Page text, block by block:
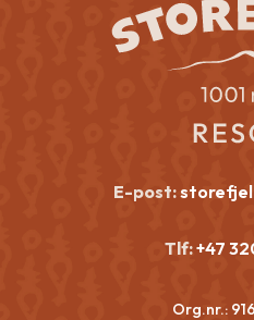
E-post:
Tlf:+47
Org.nr.: